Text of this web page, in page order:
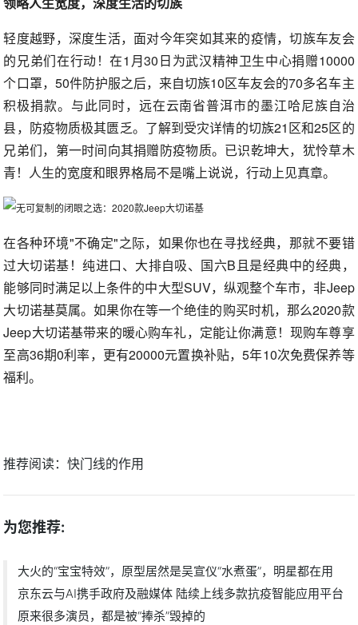
轻度越野，深度生活，面对今年突如其来的疫情，切族车友会
的兄弟们在行动！在1月30日为武汉精神卫生中心捐赠10000
个口罩，50件防护服之后，来自切族10区车友会的70多名车主
积极捐款。与此同时，远在云南省普洱市的墨江哈尼族自治
县，防疫物质极其匮乏。了解到受灾详情的切族21区和25区的
兄弟们，第一时间向其捐赠防疫物质。已识乾坤大，犹怜草木
青！人生的宽度和眼界格局不是嘴上说说，行动上见真章。
在各种环境"不确定"之际，如果你也在寻找经典，那就不要错
过大切诺基！纯进口、大排自吸、国六B且是经典中的经典，
能够同时满足以上条件的中大型SUV，纵观整个车市，非Jeep
大切诺基莫属。如果你在等一个绝佳的购买时机，那么2020款
Jeep大切诺基带来的暖心购车礼，定能让你满意！现购车尊享
至高36期0利率，更有20000元置换补贴，5年10次免费保养等
福利。
推荐阅读：快门线的作用
为您推荐:
大火的“宝宝特效”，原型居然是吴宣仪“水煮蛋”，明星都在用
京东云与AI携手政府及融媒体 陆续上线多款抗疫智能应用平台
原来很多演员，都是被“捧杀”毁掉的